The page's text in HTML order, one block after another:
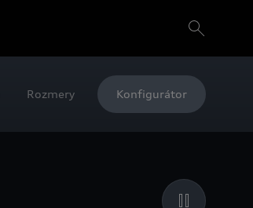
Rozmery Konfigurátor